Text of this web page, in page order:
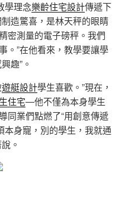
學理念樂齡住宅設計傳遞下
造驚喜，是林天秤的眼睛
密測量的電子磅秤。我們
。”在他看來，教學要讓學
趣”。
遊艇設計學生喜歡。”現在，
住宅—他不僅為本身學生
同業們點燃了“用創意傳遞
本身寵，別的學生，我就通
。